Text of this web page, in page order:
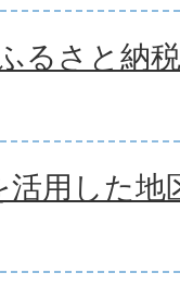
るさと納
用した地